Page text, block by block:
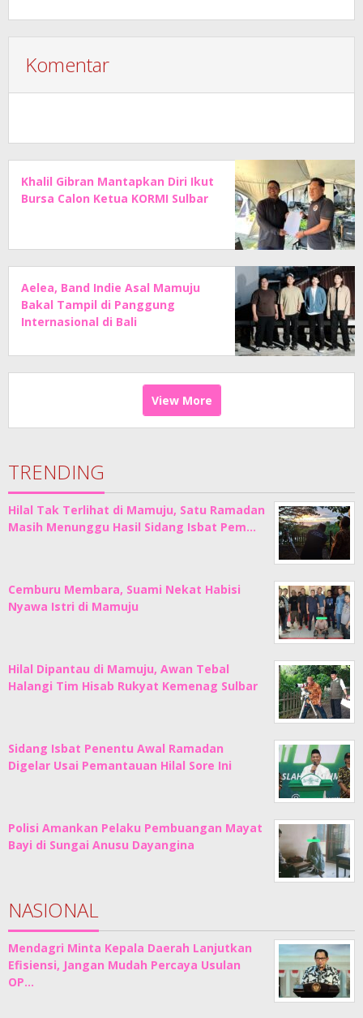
Komentar
Khalil Gibran Mantapkan Diri Ikut
Bursa Calon Ketua KORMI Sulbar
Aelea, Band Indie Asal Mamuju
Bakal Tampil di Panggung
Internasional di Bali
View More
TRENDING
Hilal Tak Terlihat di Mamuju, Satu Ramadan
Masih Menunggu Hasil Sidang Isbat Pem…
Cemburu Membara, Suami Nekat Habisi
Nyawa Istri di Mamuju
Hilal Dipantau di Mamuju, Awan Tebal
Halangi Tim Hisab Rukyat Kemenag Sulbar
Sidang Isbat Penentu Awal Ramadan
Digelar Usai Pemantauan Hilal Sore Ini
Polisi Amankan Pelaku Pembuangan Mayat
Bayi di Sungai Anusu Dayangina
NASIONAL
Mendagri Minta Kepala Daerah Lanjutkan
Efisiensi, Jangan Mudah Percaya Usulan
OP…